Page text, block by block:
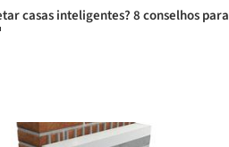
casas inteligentes? 8 conselhos para